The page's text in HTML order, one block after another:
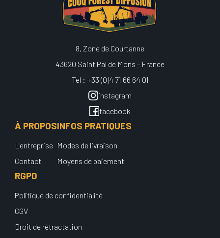
8, Zone de Courtanne
43620 Saint Pal de Mons - France
Tel : +33 (0)4 71 66 64 01
instagram
facebook
À PROPOS
L'entreprise
Contact
INFOS PRATIQUES
Modes de livraison
Moyens de paiement
RGPD
Politique de confidentialité
CGV
Droit de rétractation